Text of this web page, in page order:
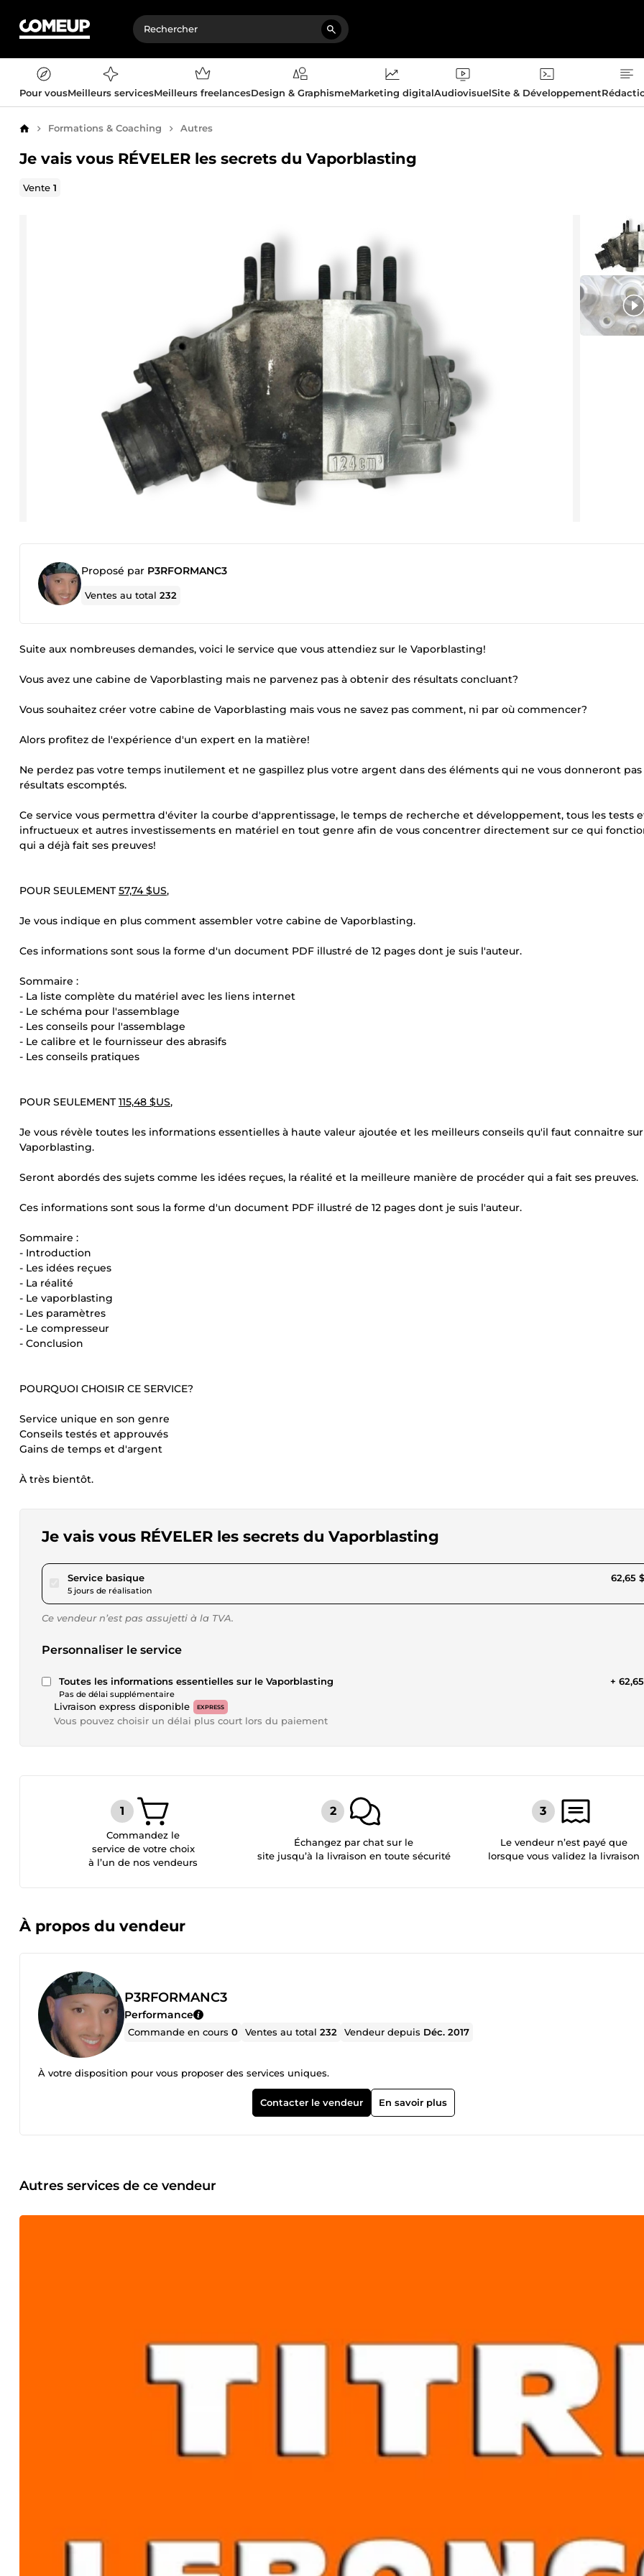
Pour vousMeilleurs servicesMeilleurs freelancesDesign & GraphismeMarketing digitalAudiovisuelSite & Développement
AccueilFormations & Coaching Autres
Je vais vous RÉVELER les secrets du Vaporblasting
Vente1
Proposé par P3RFORMANC3
Ventes au total232
Suite aux nombreuses demandes, voici le service que vous attendiez sur le Vaporblasting!
Vous avez une cabine de Vaporblasting mais ne parvenez pas à obtenir des résultats concluant?
Vous souhaitez créer votre cabine de Vaporblasting mais vous ne savez pas comment, ni par où commencer?
Alors profitez de l'expérience d'un expert en la matière!
Ne perdez pas votre temps inutilement et ne gaspillez plus votre argent dans des éléments qui ne vous donneront pas
résultats escomptés.
Ce service vous permettra d'éviter la courbe d'apprentissage, le temps de recherche et développement, tous les tests
infructueux et autres investissements en matériel en tout genre afin de vous concentrer directement sur ce qui
qui a déjà fait ses preuves!
POUR SEULEMENT57,74 $US,
Je vous indique en plus comment assembler votre cabine de Vaporblasting.
Ces informations sont sous la forme d'un document PDF illustré de 12 pages dont je suis l'auteur.
Sommaire :
- La liste complète du matériel avec les liens internet
- Le schéma pour l'assemblage
- Les conseils pour l'assemblage
- Le calibre et le fournisseur des abrasifs
- Les conseils pratiques
POUR SEULEMENT115,48 $US,
Je vous révèle toutes les informations essentielles à haute valeur ajoutée et les meilleurs conseils qu'il faut connaitre
Vaporblasting.
Seront abordés des sujets comme les idées reçues, la réalité et la meilleure manière de procéder qui a fait ses preuves.
Ces informations sont sous la forme d'un document PDF illustré de 12 pages dont je suis l'auteur.
Sommaire :
- Introduction
- Les idées reçues
- La réalité
- Le vaporblasting
- Les paramètres
- Le compresseur
- Conclusion
POURQUOI CHOISIR CE SERVICE?
Service unique en son genre
Conseils testés et approuvés
Gains de temps et d'argent
À très bientôt.
Je vais vous RÉVELER les secrets du Vaporblasting
Service basiquepour 57,74 $US
5 jours de réalisation
62,65
Ce vendeur n’est pas assujetti à la TVA.
Personnaliser le service
Toutes les informations essentielles sur le Vaporblasting
Pas de délai supplémentaire
+
Livraison express disponible EXPRESS
Vous pouvez choisir un délai plus court lors du paiement
Commandez le
service de votre choix
à l’un de nos vendeurs
Échangez par chat sur le
site jusqu’à la livraison en toute sécurité
Le vendeur n’est payé que
lorsque vous validez la livraison
À propos du vendeur
P3RFORMANC3
Performance
Commande en cours0 Ventes au total232 Vendeur depuis Déc. 2017
À votre disposition pour vous proposer des services uniques.
Contacter le vendeur En savoir plus
Autres services de ce vendeur